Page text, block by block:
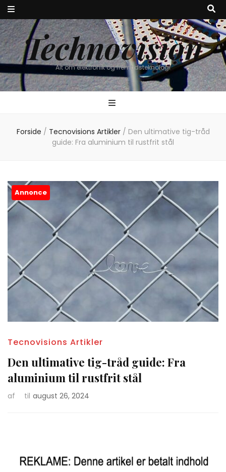
Technovision
Alt om elektronik og fremtidsteknologi
Forside / Tecnovisions Artikler / Den ultimative tig-tråd
guide: Fra aluminium til rustfrit stål
Annonce
Tecnovisions Artikler
Den ultimative tig-tråd guide: Fra
aluminium til rustfrit stål
af til august 26, 2024